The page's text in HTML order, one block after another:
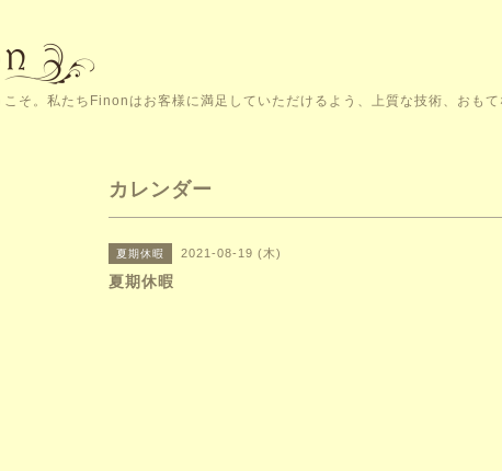
そ。私たちFinonはお客様に満足していただけるよう、上質な技術、おもて
カレンダー
夏期休暇 2021-08-19 (木)
夏期休暇